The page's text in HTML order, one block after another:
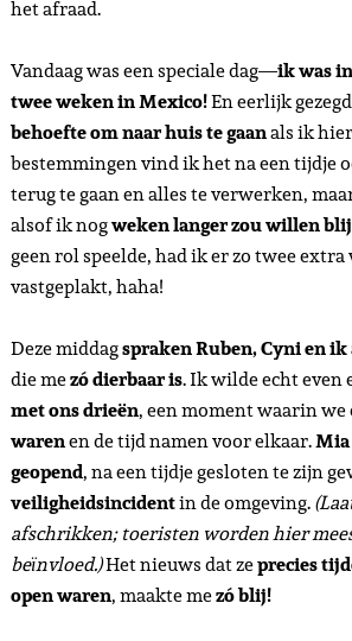
het afraad.
Vandaag was een speciale dag—ik was
twee weken in Mexico!En eerlijk
behoefte om naar huis te gaanals ik
bestemmingen vind ik het na een tijdje
terug te gaan en alles te verwerken,
alsof ik nogweken langer zou willen
geen rol speelde, had ik er zo twee extra
vastgeplakt, haha!
Deze middagspraken Ruben, Cyni en
die mezó dierbaar is. Ik wilde echt even
met ons drieën, een moment waarin we
warenen de tijd namen voor elkaar.Mia
geopend, na een tijdje gesloten te zijn
veiligheidsincidentin de omgeving.
afschrikken; toeristen worden hier
beïnvloed.)Het nieuws dat zeprecies
open waren, maakte mezó blij!